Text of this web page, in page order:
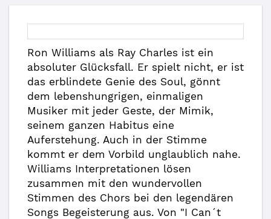
Ron Williams als Ray Charles ist ein
absoluter Glücksfall. Er spielt nicht, er ist
das erblindete Genie des Soul, gönnt
dem lebenshungrigen, einmaligen
Musiker mit jeder Geste, der Mimik,
seinem ganzen Habitus eine
Auferstehung. Auch in der Stimme
kommt er dem Vorbild unglaublich nahe.
Williams Interpretationen lösen
zusammen mit den wundervollen
Stimmen des Chors bei den legendären
Songs Begeisterung aus. Von "I Can´t